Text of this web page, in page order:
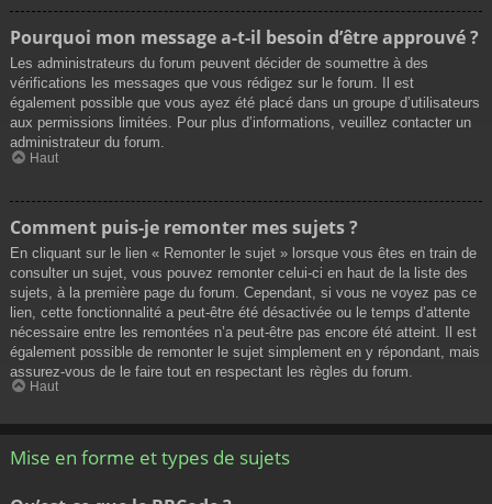
Pourquoi mon message a-t-il besoin d’être approuvé ?
Les administrateurs du forum peuvent décider de soumettre à des
vérifications les messages que vous rédigez sur le forum. Il est
également possible que vous ayez été placé dans un groupe d’utilisateurs
aux permissions limitées. Pour plus d’informations, veuillez contacter un
administrateur du forum.
Haut
Comment puis-je remonter mes sujets ?
En cliquant sur le lien « Remonter le sujet » lorsque vous êtes en train de
consulter un sujet, vous pouvez remonter celui-ci en haut de la liste des
sujets, à la première page du forum. Cependant, si vous ne voyez pas ce
lien, cette fonctionnalité a peut-être été désactivée ou le temps d’attente
nécessaire entre les remontées n’a peut-être pas encore été atteint. Il est
également possible de remonter le sujet simplement en y répondant, mais
assurez-vous de le faire tout en respectant les règles du forum.
Haut
Mise en forme et types de sujets